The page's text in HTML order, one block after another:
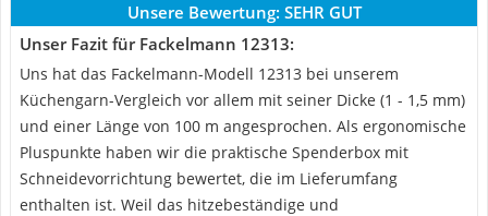
Unsere Bewertung: SEHR GUT
Unser Fazit für Fackelmann 12313:
Uns hat das Fackelmann-Modell 12313 bei unserem
Küchengarn-Vergleich vor allem mit seiner Dicke (1 - 1,5 mm)
und einer Länge von 100 m angesprochen. Als ergonomische
Pluspunkte haben wir die praktische Spenderbox mit
Schneidevorrichtung bewertet, die im Lieferumfang
enthalten ist. Weil das hitzebeständige und